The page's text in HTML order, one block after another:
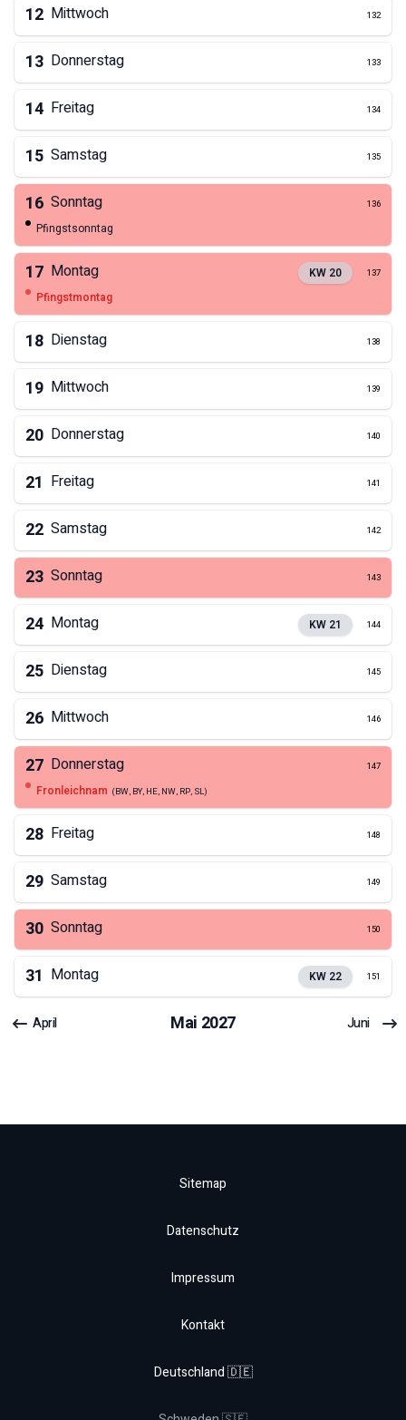
12 Mittwoch 132
13 Donnerstag 133
14 Freitag 134
15 Samstag 135
16 Sonntag 136
Pfingstsonntag
17 Montag KW 20 137
Pfingstmontag
18 Dienstag 138
19 Mittwoch 139
20 Donnerstag 140
21 Freitag 141
22 Samstag 142
23 Sonntag 143
24 Montag KW 21 144
25 Dienstag 145
26 Mittwoch 146
27 Donnerstag 147
Fronleichnam (BW, BY, HE, NW, RP, SL)
28 Freitag 148
29 Samstag 149
30 Sonntag 150
31 Montag KW 22 151
April Mai 2027 Juni
Sitemap
Datenschutz
Impressum
Kontakt
Deutschland 🇩🇪